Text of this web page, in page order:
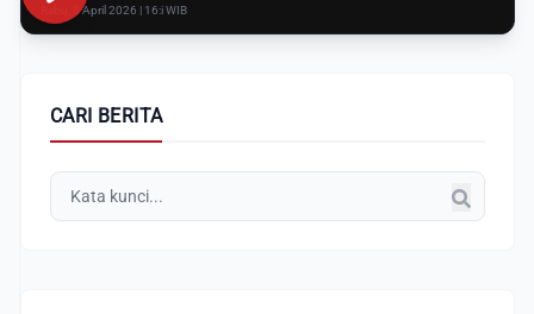
Rabu, 8 April 2026 | 16:i WIB
CARI BERITA